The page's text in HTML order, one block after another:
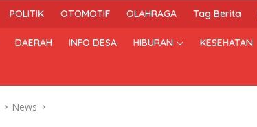
POLITIK OTOMOTIF OLAHRAGA Tag Berita
DAERAH INFO DESA HIBURAN KESEHATAN
News